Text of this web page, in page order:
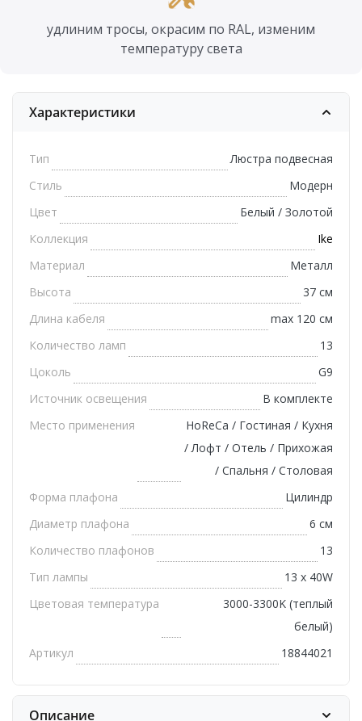
удлиним тросы, окрасим по RAL, изменим
температуру света
Характеристики
Тип
Люстра подвесная
Стиль
Модерн
Цвет
Белый / Золотой
Коллекция
Ike
Материал
Металл
Высота
37 см
Длина кабеля
max 120 см
Количество ламп
13
Цоколь
G9
Источник освещения
В комплекте
Место применения
HoReCa / Гостиная / Кухня
/ Лофт / Отель / Прихожая
/ Спальня / Столовая
Форма плафона
Цилиндр
Диаметр плафона
6 см
Количество плафонов
13
Тип лампы
13 х 40W
Цветовая температура
3000-3300K (теплый
белый)
Артикул
18844021
Описание